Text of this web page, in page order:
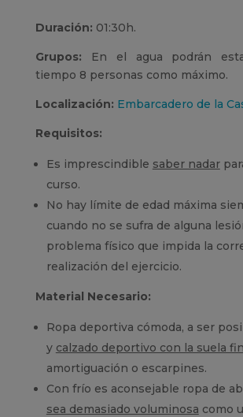
Duración: 01:30h.
Grupos:
En el agua podrán
tiempo 8 personas como máximo.
Localización: Embarcadero de la
Requisitos:
Es imprescindible saber nadar
curso.
No hay límite de edad máxima
cuando no se sufra de alguna
problema físico que impida la
realización del ejercicio.
Material Necesario:
Ropa deportiva cómoda, a ser
y calzado deportivo con la suela
amortiguación o escarpines.
Con frío es aconsejable ropa de
sea demasiado voluminosa como